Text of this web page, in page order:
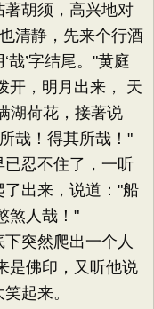
胡须，高兴地对
清静，先来个行酒
哉’字结尾。"黄庭
开，明月出来， 天
湖荷花，接著说
哉！得其所哉！"
忍不住了，一听
出来，说道："船
煞人哉！"
突然爬出一个人
是佛印，又听他说
起来。